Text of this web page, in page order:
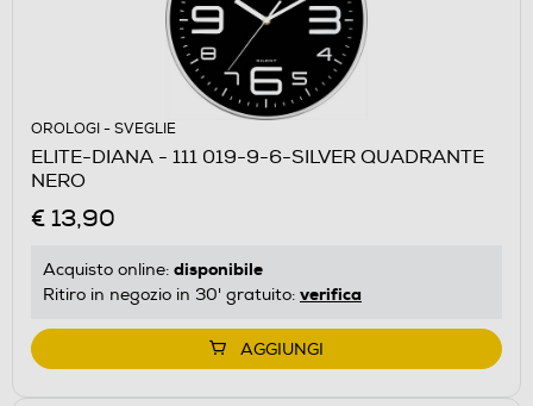
OROLOGI - SVEGLIE
ELITE-DIANA - 111 019-9-6-SILVER QUADRANTE
NERO
€ 13,90
Acquisto online: disponibile
Ritiro in negozio in 30' gratuito: verifica
AGGIUNGI